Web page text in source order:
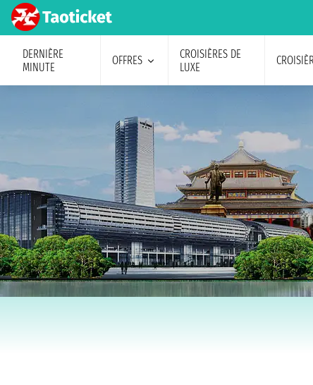
DERNIÈRE
MINUTE
OFFRES
CROISIÈRES DE
LUXE